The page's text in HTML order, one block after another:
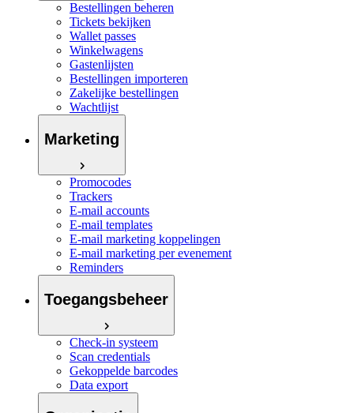
Bestellingen beheren
Tickets bekijken
Wallet passes
Winkelwagens
Gastenlijsten
Bestellingen importeren
Zakelijke bestellingen
Wachtlijst
Marketing
Promocodes
Trackers
E-mail accounts
E-mail templates
E-mail marketing koppelingen
E-mail marketing per evenement
Reminders
Toegangsbeheer
Check-in systeem
Scan credentials
Gekoppelde barcodes
Data export